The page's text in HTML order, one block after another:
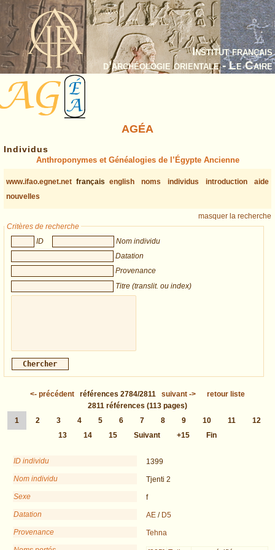
Institut français
d’archéologie orientale - Le Caire
AGÉA
Individus
Anthroponymes et Généalogies de l’Égypte Ancienne
www.ifao.egnet.net français english noms individus introduction
aide
nouvelles
masquer la recherche
Critères de recherche
ID
Nom individu
Datation
Provenance
Titre (translit. ou index)
<- précédent références 2784/2811 suivant ->
retour liste
2811 références (113 pages)
1
2 3 4 5 6 7 8 9 10 11
12
13
14 15 Suivant +15 Fin
ID individu
1399
Nom individu
Tjenti 2
Sexe
f
Datation
AE / D5
Provenance
Tehna